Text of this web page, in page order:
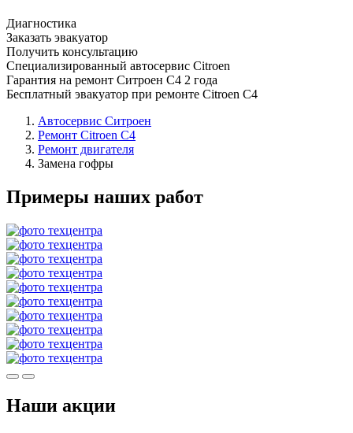
Диагностика
Заказать эвакуатор
Получить консультацию
Специализированный автосервис Citroen
Гарантия на ремонт Ситроен С4 2 года
Бесплатный эвакуатор при ремонте Citroen C4
Автосервис Ситроен
Ремонт Citroen C4
Ремонт двигателя
Замена гофры
Примеры наших работ
Наши акции